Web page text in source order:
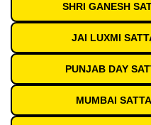
SHRI GANESH
JAI LUXMI
PUNJAB DAY
MUMBAI